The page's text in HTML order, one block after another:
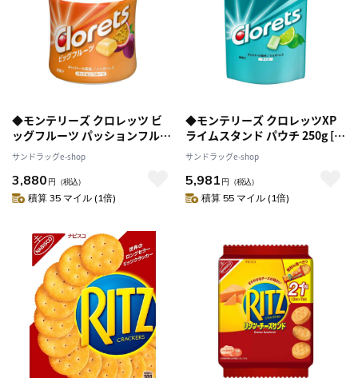
◆モンテリーズ クロレッツ ビ
ッグフルーツ パッションフルー
サンドラッグe-shop
3,880 円 （税込）
積算 35 マイル (1倍)
◆モンテリーズ クロレッツXP
ライムスタンド パウチ 250g [6
個セット]
サンドラッグe-shop
5,981 円 （税込）
積算 55 マイル (1倍)